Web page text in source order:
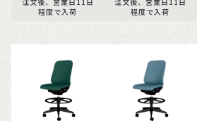
程度で入荷
程度で入荷